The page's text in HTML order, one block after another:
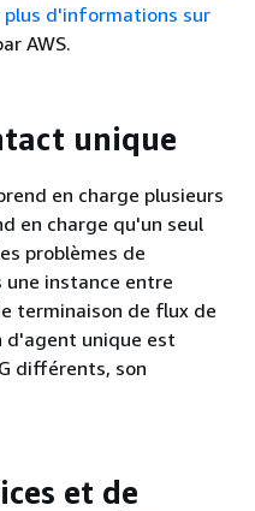
plus d'informations sur
AWS.
unique
en charge plusieurs
en charge qu'un seul
problèmes de
instance entre
terminaison de flux de
d'agent unique est
différents, son
et de